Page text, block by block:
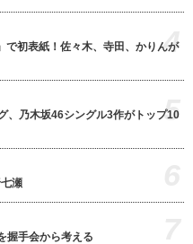
で初表紙！佐々木、寺田、かりんが
4
、乃木坂46シングル3作がトップ10
5
瀬
握手会から考える